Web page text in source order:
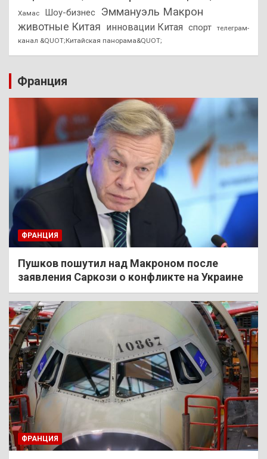
Хамас Шоу-бизнес Эммануэль Макрон
животные Китая инновации Китая спорт
телеграм-
канал &QUOT;Китайская панорама&QUOT;
Франция
ФРАНЦИЯ
Пушков пошутил над Макроном после
заявления Саркози о конфликте на Украине
ФРАНЦИЯ